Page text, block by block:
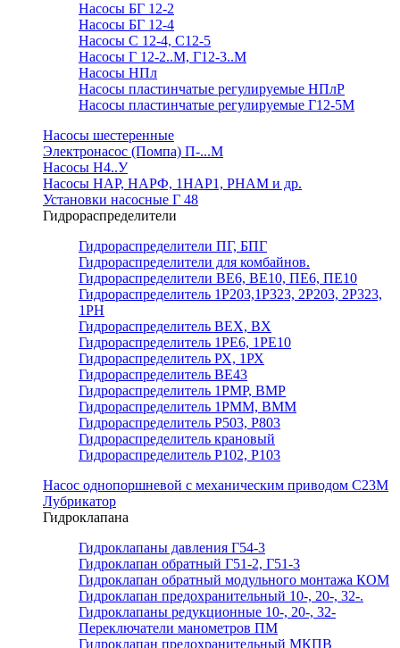
Насосы БГ 12-2
Насосы БГ 12-4
Насосы С 12-4, С12-5
Насосы Г 12-2..М, Г12-3..М
Насосы НПл
Насосы пластинчатые регулируемые НПлР
Насосы пластинчатые регулируемые Г12-5М
Насосы шестеренные
Электронасос (Помпа) П-...М
Насосы Н4..У
Насосы НАР, НАРФ, 1НАР1, РНАМ и др.
Установки насосные Г 48
Гидрораспределители
Гидрораспределители ПГ, БПГ
Гидрораспределители для комбайнов.
Гидрораспределители ВЕ6, ВЕ10, ПЕ6, ПЕ10
Гидрораспределитель 1Р203,1Р323, 2Р203, 2Р323,
1РН
Гидрораспределитель ВЕХ, ВХ
Гидрораспределитель 1РЕ6, 1РЕ10
Гидрораспределитель РХ, 1РХ
Гидрораспределитель ВЕ43
Гидрораспределитель 1РМР, ВМР
Гидрораспределитель 1РММ, ВММ
Гидрораспределитель Р503, Р803
Гидрораспределитель крановый
Гидрораспределитель Р102, Р103
Насос однопоршневой с механическим приводом С23М
Лубрикатор
Гидроклапана
Гидроклапаны давления Г54-3
Гидроклапан обратный Г51-2, Г51-3
Гидроклапан обратный модульного монтажа КОМ
Гидроклапан предохранительный 10-, 20-, 32-.
Гидроклапаны редукционные 10-, 20-, 32-
Переключатели манометров ПМ
Гидроклапан предохранительный МКПВ